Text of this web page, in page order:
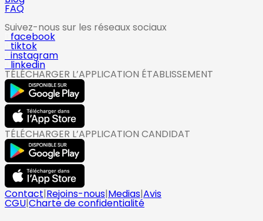
FAQ
Suivez-nous sur les réseaux sociaux
facebook
tiktok
instagram
linkedin
TÉLÉCHARGER L’APPLICATION ÉTABLISSEMENT
TÉLÉCHARGER L’APPLICATION CANDIDAT
Contact|Rejoins-nous|Medias|Avis
CGU|Charte de confidentialité